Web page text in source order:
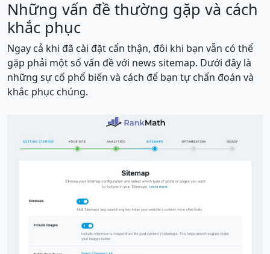
Những vấn đề thường gặp và cách
khắc phục
Ngay cả khi đã cài đặt cẩn thận, đôi khi bạn vẫn có thể
gặp phải một số vấn đề với news sitemap. Dưới đây là
những sự cố phổ biến và cách để bạn tự chẩn đoán và
khắc phục chúng.